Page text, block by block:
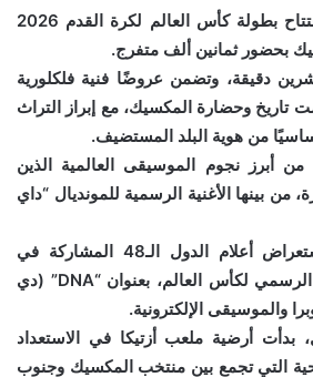
انطلقت اليوم مراسم افتتاح بطولة كأس العالم لكرة القدم 2026
بحضور ثمانين ألف متفرج.
دقيقة، وتضمن عروضًا فنية فلكلورية
وحضارة المكسيك، مع إبراز التراث
من هوية البلد المستضيف.
أبرز نجوم الموسيقى العالمية الذين
من بينها الأغنية الرسمية للمونديال “داي
وشهد الحفل موكبًا لاستعراض أعلام الدول الـ48 المشاركة في
المونديال، بعدها النشيد الرسمي لكأس العالم، بعنوان “DNA” (دي
والموسيقى الإلكترونية.
بدأت أرضية ملعب أزتيكا في الاستعداد
التي تجمع بين منتخب المكسيك وجنوب